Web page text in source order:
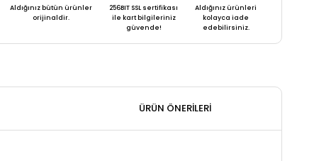
Aldığınız bütün ürünler
orijinaldir.
256BIT SSL sertifikası
ile kart bilgileriniz
güvende!
Aldığınız ürünleri
kolayca iade
edebilirsiniz.
ÜRÜN ÖNERILERI